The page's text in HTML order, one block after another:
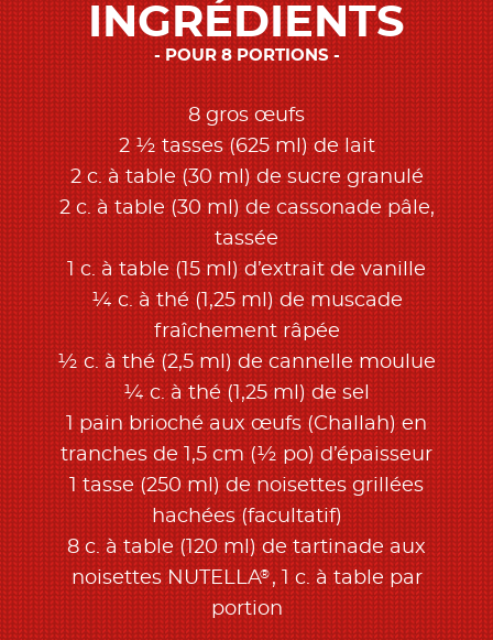
INGRÉDIENTS
POUR 8 PORTIONS
8 gros œufs
2 ½ tasses (625 ml) de lait
2 c. à table (30 ml) de sucre granulé
2 c. à table (30 ml) de cassonade pâle,
tassée
1 c. à table (15 ml) d’extrait de vanille
¼ c. à thé (1,25 ml) de muscade
fraîchement râpée
½ c. à thé (2,5 ml) de cannelle moulue
¼ c. à thé (1,25 ml) de sel
1 pain brioché aux œufs (Challah) en
tranches de 1,5 cm (½ po) d’épaisseur
1 tasse (250 ml) de noisettes grillées
hachées (facultatif)
8 c. à table (120 ml) de tartinade aux
noisettes NUTELLA®, 1 c. à table par
portion